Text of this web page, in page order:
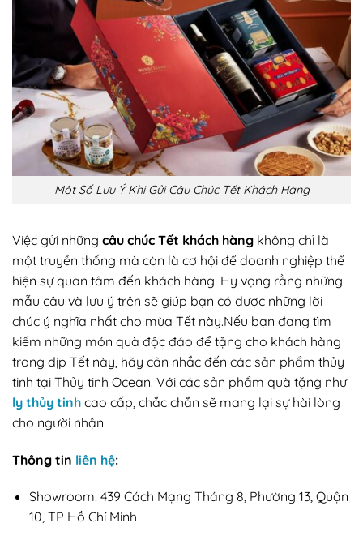
Một Số Lưu Ý Khi Gửi Câu Chúc Tết Khách Hàng
Việc gửi những câu chúc Tết khách hàng không chỉ là
một truyền thống mà còn là cơ hội để doanh nghiệp thể
hiện sự quan tâm đến khách hàng. Hy vọng rằng những
mẫu câu và lưu ý trên sẽ giúp bạn có được những lời
chúc ý nghĩa nhất cho mùa Tết này.Nếu bạn đang tìm
kiếm những món quà độc đáo để tặng cho khách hàng
trong dịp Tết này, hãy cân nhắc đến các sản phẩm thủy
tinh tại Thủy tinh Ocean. Với các sản phẩm quà tặng như
ly thủy tinh cao cấp, chắc chắn sẽ mang lại sự hài lòng
cho người nhận
Thông tin liên hệ:
Showroom: 439 Cách Mạng Tháng 8, Phường 13, Quận
10, TP Hồ Chí Minh